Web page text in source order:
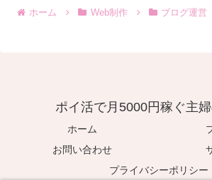
ホーム Web制作 ブログ運営
ポイ活で月5000円稼ぐ主
ホーム
お問い合わせ
プライバシーポリシー